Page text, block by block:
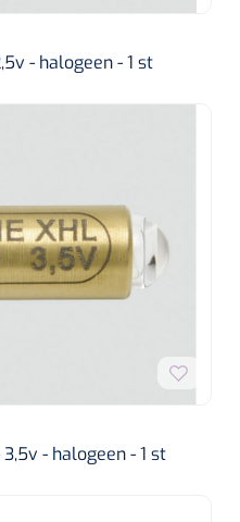
- halogeen - 1 st
- halogeen - 1 st